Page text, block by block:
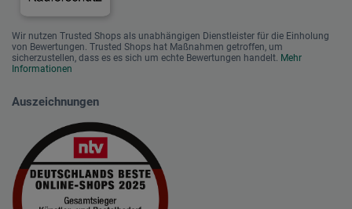
Wir nutzen Trusted Shops als unabhängigen Dienstleister für die Einholung
von Bewertungen. Trusted Shops hat Maßnahmen getroffen, um
sicherzustellen, dass es es sich um echte Bewertungen handelt. Mehr
Informationen
Auszeichnungen